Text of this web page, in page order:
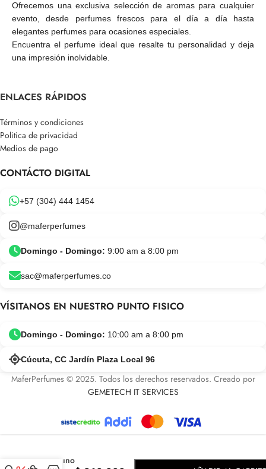
Ofrecemos una exclusiva selección de aromas para cualquier
evento, desde perfumes frescos para el día a día hasta
elegantes perfumes para ocasiones especiales.
Encuentra el perfume ideal que resalte tu personalidad y deja
una impresión inolvidable.
ENLACES RÁPIDOS
Términos y condiciones
Politica de privacidad
Medios de pago
CONTÁCTO DIGITAL
+57 (304) 444 1454
@maferperfumes
Domingo - Domingo: 9:00 am a 8:00 pm
sac@maferperfumes.co
VÍSITANOS EN NUESTRO PUNTO FISICO
Domingo - Domingo: 10:00 am a 8:00 pm
Cúcuta, CC Jardín Plaza Local 96
MaferPerfumes © 2025. Todos los derechos reservados. Creado por
GEMETECH IT SERVICES
Moschino